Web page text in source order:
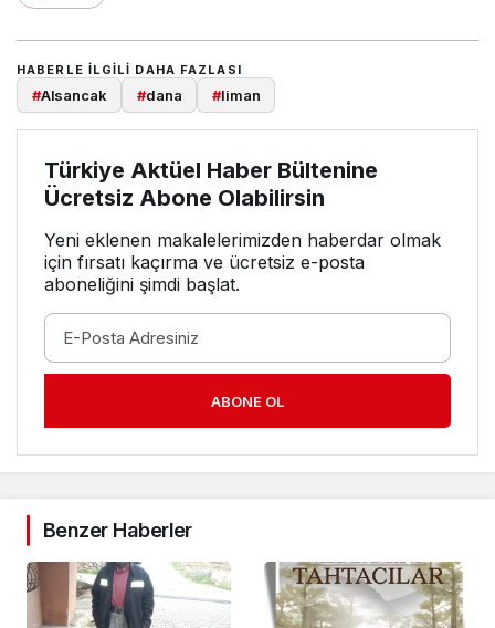
HABERLE ILGILI DAHA FAZLASI
#Alsancak #dana #liman
Türkiye Aktüel Haber Bültenine
Ücretsiz Abone Olabilirsin
Yeni eklenen makalelerimizden haberdar olmak
için fırsatı kaçırma ve ücretsiz e-posta
aboneliğini şimdi başlat.
ABONE OL
Benzer Haberler